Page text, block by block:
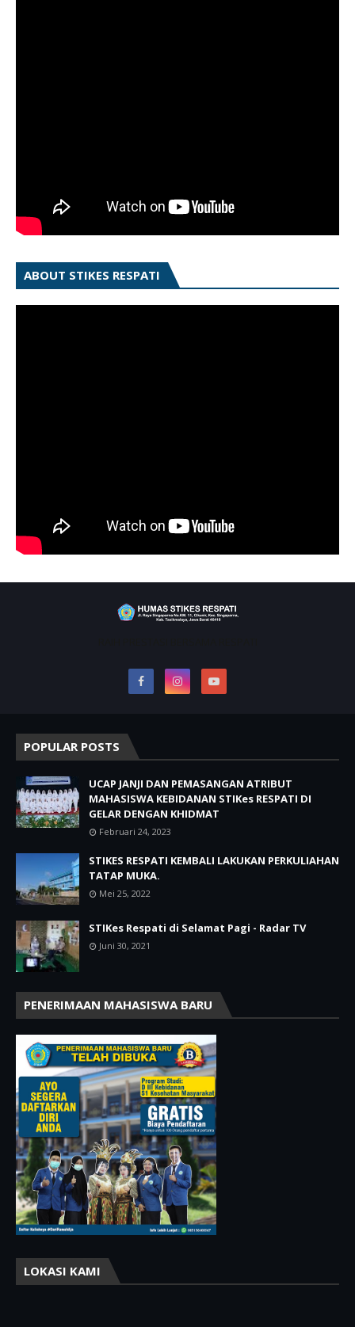
ABOUT STIKES RESPATI
POPULAR POSTS
UCAP JANJI DAN PEMASANGAN ATRIBUT
MAHASISWA KEBIDANAN STIKes RESPATI DI
GELAR DENGAN KHIDMAT
Februari 24, 2023
STIKES RESPATI KEMBALI LAKUKAN PERKULIAHAN
TATAP MUKA.
Mei 25, 2022
STIKes Respati di Selamat Pagi - Radar TV
Juni 30, 2021
PENERIMAAN MAHASISWA BARU
LOKASI KAMI